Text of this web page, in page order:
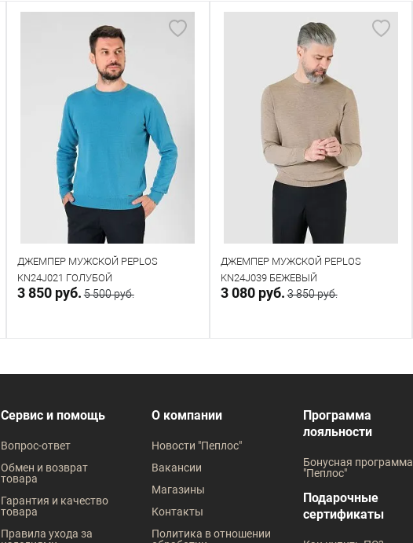
ДЖЕМПЕР МУЖСКОЙ PEPLOS
KN24J021 ГОЛУБОЙ
3 850 руб. 5 500 руб.
В корзину
В наличии
92 108
112
ДЖЕМПЕР МУЖСКОЙ PEPLOS
KN24J039 БЕЖЕВЫЙ
3 080 руб. 3 850 руб.
В корзину
Таблица размеров
Сервис и помощь
Вопрос-ответ
Обмен и возврат
товара
Гарантия и качество
товара
Правила ухода за
О компании
Новости "Пеплос"
Вакансии
Магазины
Контакты
Политика в отношении
Программа
лояльности
Бонусная программа
"Пеплос"
Подарочные
сертификаты